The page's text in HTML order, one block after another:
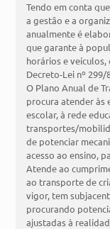
Tendo em conta
a gestão e a
anualmente é
que garante à
horários e
Decreto-Lei nº
O Plano Anual de
procura atender
escolar, à rede
transportes/
de potenciar
acesso ao ensino,
Atende ao
ao transporte de
vigor, tem
procurando
ajustadas à